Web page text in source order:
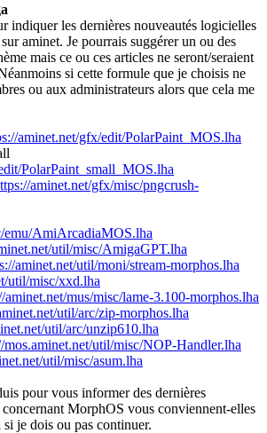
indiquer les dernières nouveautés logicielles
aminet. Je pourrais suggérer un ou des
mais ce ou ces articles ne seront/seraient
si cette formule que je choisis ne
ou aux administrateurs alors que cela me
aminet.net/gfx/edit/PolarPaint_MOS.lha
PolarPaint_small_MOS.lha
aminet.net/gfx/misc/pngcrush-
emu/AmiArcadiaMOS.lha
util/misc/AmigaGPT.lha
aminet.net/util/moni/stream-morphos.lha
util/misc/xxd.lha
aminet.net/mus/misc/lame-3.100-morphos.lha
util/arc/zip-morphos.lha
util/arc/unzip610.lha
mos.aminet.net/util/misc/NOP-Handler.lha
util/misc/asum.lha
pour vous informer des dernières
MorphOS vous conviennent-elles
je dois ou pas continuer.